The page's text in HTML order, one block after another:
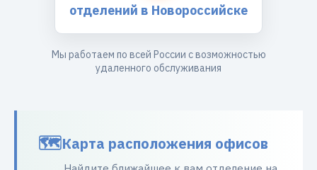
отделений в Новороссийске
Мы работаем по всей России с возможностью
удаленного обслуживания
Карта расположения офисов